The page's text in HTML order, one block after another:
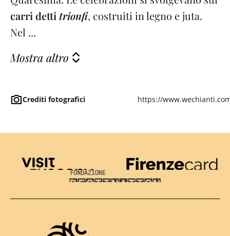
carri detti trionfi, costruiti in legno e juta.
Nel ...
Mostra altro
Crediti fotografici https://
Visit Tuscany
Firenze Card
Destination Florence